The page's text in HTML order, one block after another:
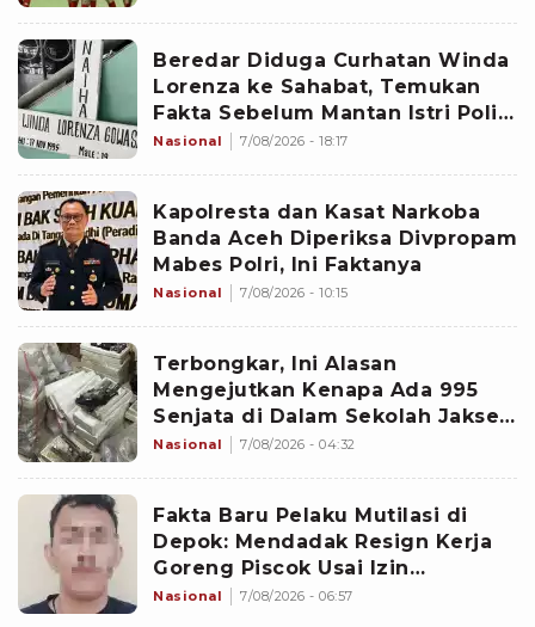
Beredar Diduga Curhatan Winda
Lorenza ke Sahabat, Temukan
Fakta Sebelum Mantan Istri Polisi
di Medan Tewas
Nasional 7/08/2026 - 18:17
Kapolresta dan Kasat Narkoba
Banda Aceh Diperiksa Divpropam
Mabes Polri, Ini Faktanya
Nasional 7/08/2026 - 10:15
Terbongkar, Ini Alasan
Mengejutkan Kenapa Ada 995
Senjata di Dalam Sekolah Jaksel
Sejak 2020
Nasional 7/08/2026 - 04:32
Fakta Baru Pelaku Mutilasi di
Depok: Mendadak Resign Kerja
Goreng Piscok Usai Izin
Interview di Mal
Nasional 7/08/2026 - 06:57